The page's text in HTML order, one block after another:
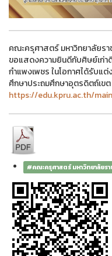
คณะครุศาสตร์ มหาวิทยาลัยร
ขอแสดงความยินดีกับศิษย์เก่
กำแพงเพชร ในโอกาศได้รับแ
ศึกษาประถมศึกษาอุตรดิตถ์เข
https://edu.kpru.ac.th/
#คณะครุศาสตร์ มหาวิทยาลัยร